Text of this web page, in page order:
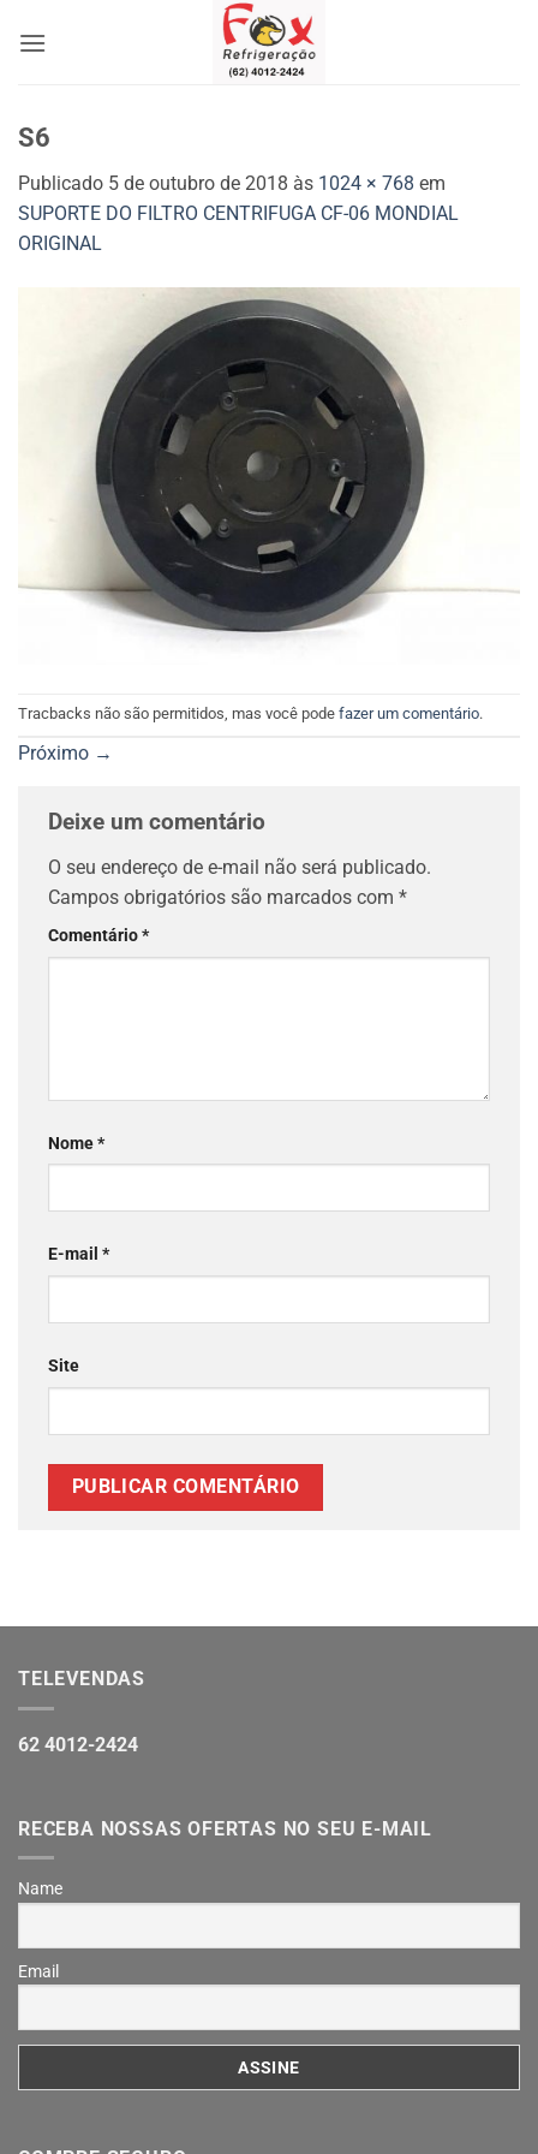
S6
Publicado 5 de outubro de 2018 às 1024 × 768 em
SUPORTE DO FILTRO CENTRIFUGA CF-06 MONDIAL
ORIGINAL
Tracbacks não são permitidos, mas você pode fazer um comentário.
Próximo →
Deixe um comentário
O seu endereço de e-mail não será publicado.
Campos obrigatórios são marcados com *
Comentário*
Nome*
E-mail *
Site
TELEVENDAS
62 4012-2424
RECEBA NOSSAS OFERTAS NO SEU E-MAIL
Name
Email